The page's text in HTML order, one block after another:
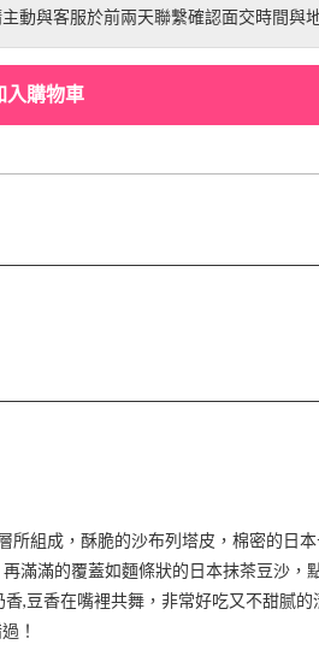
動與客服於前兩天聯繫確認面交時間與
入購物車
組成，酥脆的沙布列塔皮，棉密的日
滿滿的覆蓋如麵條狀的日本抹茶豆沙，
,豆香在嘴裡共舞，非常好吃又不甜腻的
！